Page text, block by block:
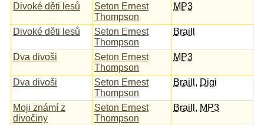
Divoké děti lesů
Seton Ernest
Thompson
MP3
Divoké děti lesů
Seton Ernest
Thompson
Braill
Dva divoši
Seton Ernest
Thompson
MP3
Dva divoši
Seton Ernest
Thompson
Braill , Digi
Moji známí z
divočiny
Seton Ernest
Thompson
Braill , MP3